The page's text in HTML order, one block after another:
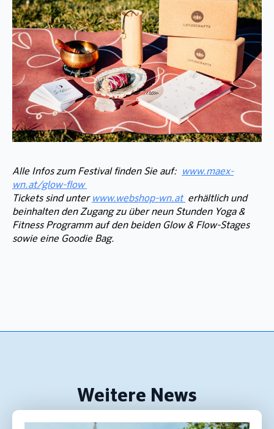
Alle Infos zum Festival finden Sie auf:
www.maex-
wn.at/glow-flow
Tickets sind unter www.webshop-wn.at erhältlich und
beinhalten den Zugang zu über neun Stunden Yoga &
Fitness Programm auf den beiden Glow & Flow-Stages
sowie eine Goodie Bag.
Weitere News